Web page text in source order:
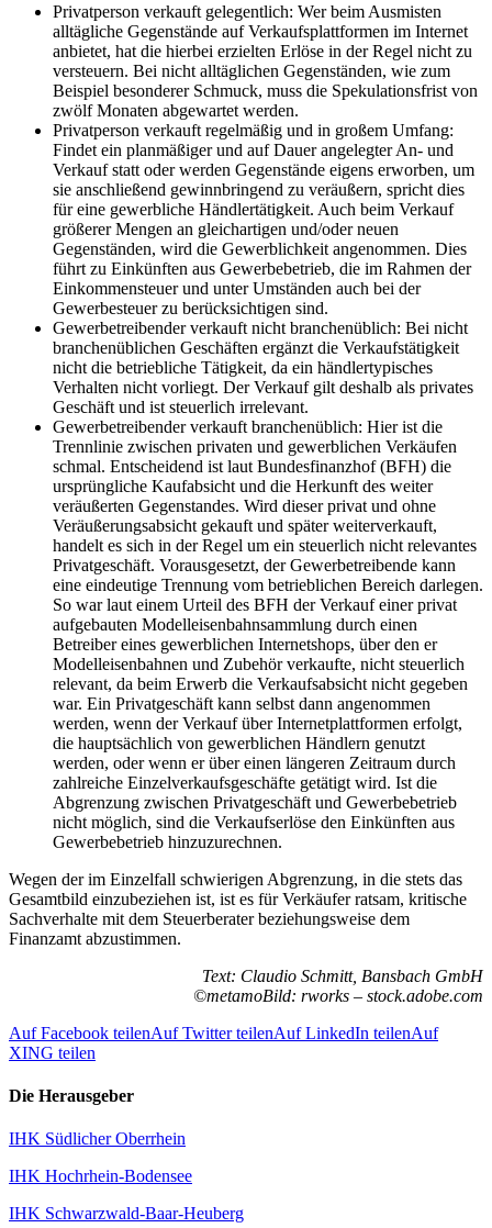
Privatperson verkauft gelegentlich: Wer beim Ausmisten
alltägliche Gegenstände auf Verkaufsplattformen im Internet
anbietet, hat die hierbei erzielten Erlöse in der Regel nicht zu
versteuern. Bei nicht alltäglichen Gegenständen, wie zum
Beispiel besonderer Schmuck, muss die Spekulationsfrist von
zwölf Monaten abgewartet werden.
Privatperson verkauft regelmäßig und in großem Umfang:
Findet ein planmäßiger und auf Dauer angelegter An- und
Verkauf statt oder werden Gegenstände eigens erworben, um
sie anschließend gewinnbringend zu veräußern, spricht dies
für eine gewerbliche Händlertätigkeit. Auch beim Verkauf
größerer Mengen an gleichartigen und/oder neuen
Gegenständen, wird die Gewerblichkeit angenommen. Dies
führt zu Einkünften aus Gewerbebetrieb, die im Rahmen der
Einkommensteuer und unter Umständen auch bei der
Gewerbesteuer zu berücksichtigen sind.
Gewerbetreibender verkauft nicht branchenüblich: Bei nicht
branchenüblichen Geschäften ergänzt die Verkaufstätigkeit
nicht die betriebliche Tätigkeit, da ein händlertypisches
Verhalten nicht vorliegt. Der Verkauf gilt deshalb als privates
Geschäft und ist steuerlich irrelevant.
Gewerbetreibender verkauft branchenüblich: Hier ist die
Trennlinie zwischen privaten und gewerblichen Verkäufen
schmal. Entscheidend ist laut Bundesfinanzhof (BFH) die
ursprüngliche Kaufabsicht und die Herkunft des weiter
veräußerten Gegenstandes. Wird dieser privat und ohne
Veräußerungsabsicht gekauft und später weiterverkauft,
handelt es sich in der Regel um ein steuerlich nicht relevantes
Privatgeschäft. Vorausgesetzt, der Gewerbetreibende kann
eine eindeutige Trennung vom betrieblichen Bereich darlegen.
So war laut einem Urteil des BFH der Verkauf einer privat
aufgebauten Modelleisenbahnsammlung durch einen
Betreiber eines gewerblichen Internetshops, über den er
Modelleisenbahnen und Zubehör verkaufte, nicht steuerlich
relevant, da beim Erwerb die Verkaufsabsicht nicht gegeben
war. Ein Privatgeschäft kann selbst dann angenommen
werden, wenn der Verkauf über Internetplattformen erfolgt,
die hauptsächlich von gewerblichen Händlern genutzt
werden, oder wenn er über einen längeren Zeitraum durch
zahlreiche Einzelverkaufsgeschäfte getätigt wird. Ist die
Abgrenzung zwischen Privatgeschäft und Gewerbebetrieb
nicht möglich, sind die Verkaufserlöse den Einkünften aus
Gewerbebetrieb hinzuzurechnen.
Wegen der im Einzelfall schwierigen Abgrenzung, in die stets das
Gesamtbild einzubeziehen ist, ist es für Verkäufer ratsam, kritische
Sachverhalte mit dem Steuerberater beziehungsweise dem
Finanzamt abzustimmen.
Text: Claudio Schmitt, Bansbach GmbH
©metamoBild: rworks – stock.adobe.com
Auf Facebook teilenAuf Twitter teilenAuf LinkedIn teilenAuf
XING teilen
Die Herausgeber
IHK Südlicher Oberrhein
IHK Hochrhein-Bodensee
IHK Schwarzwald-Baar-Heuberg